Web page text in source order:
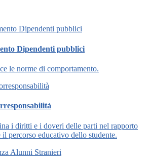
Dipendenti pubblici
le norme di comportamento.
i diritti e i doveri delle parti nel rapporto
percorso educativo dello studente.